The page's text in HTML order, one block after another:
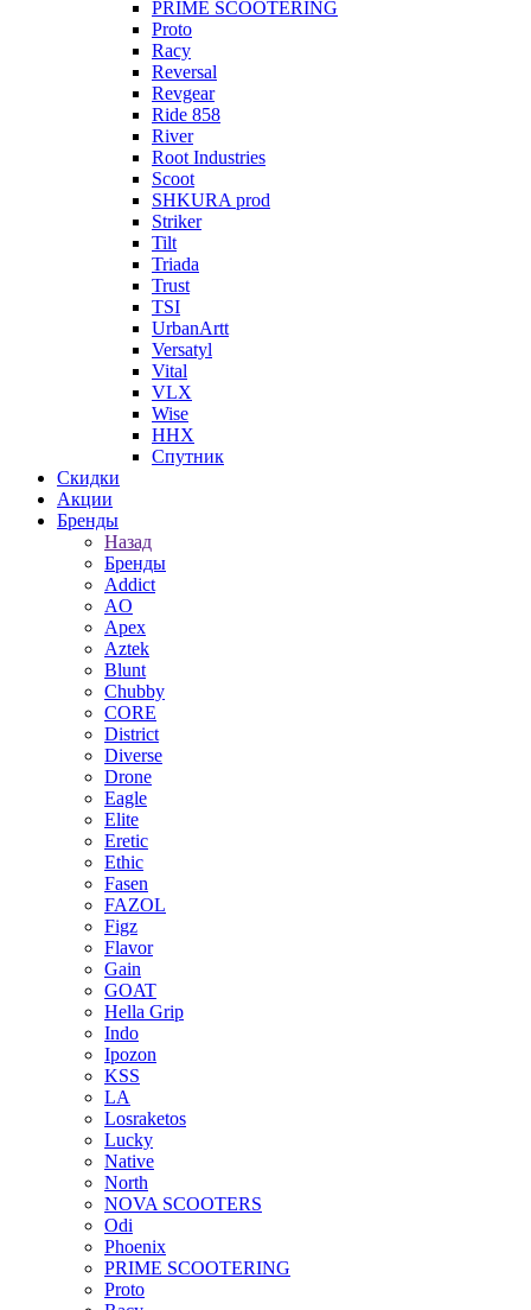
PRIME SCOOTERING
Proto
Racy
Reversal
Revgear
Ride 858
River
Root Industries
Scoot
SHKURA рrоd
Striker
Tilt
Triada
Trust
TSI
UrbanArtt
Versatyl
Vital
VLX
Wise
ННХ
Спутник
Скидки
Акции
Бренды
Назад
Бренды
Addict
AO
Apex
Aztek
Blunt
Chubby
CORE
District
Diverse
Drone
Eagle
Elite
Eretic
Ethic
Fasen
FAZOL
Figz
Flavor
Gain
GOAT
Hella Grip
Indo
Ipozon
KSS
LA
Losraketos
Lucky
Native
North
NOVA SCOOTERS
Odi
Phoenix
PRIME SCOOTERING
Proto